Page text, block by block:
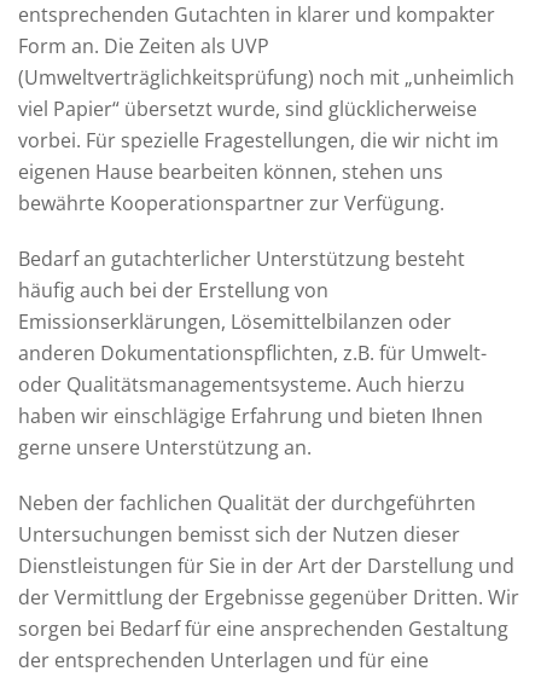
entsprechenden Gutachten in klarer und kompakter
Form an. Die Zeiten als UVP
(Umweltverträglichkeitsprüfung) noch mit „unheimlich
viel Papier“ übersetzt wurde, sind glücklicherweise
vorbei. Für spezielle Fragestellungen, die wir nicht im
eigenen Hause bearbeiten können, stehen uns
bewährte Kooperationspartner zur Verfügung.
Bedarf an gutachterlicher Unterstützung besteht
häufig auch bei der Erstellung von
Emissionserklärungen, Lösemittelbilanzen oder
anderen Dokumentationspflichten, z.B. für Umwelt-
oder Qualitätsmanagementsysteme. Auch hierzu
haben wir einschlägige Erfahrung und bieten Ihnen
gerne unsere Unterstützung an.
Neben der fachlichen Qualität der durchgeführten
Untersuchungen bemisst sich der Nutzen dieser
Dienstleistungen für Sie in der Art der Darstellung und
der Vermittlung der Ergebnisse gegenüber Dritten. Wir
sorgen bei Bedarf für eine ansprechenden Gestaltung
der entsprechenden Unterlagen und für eine